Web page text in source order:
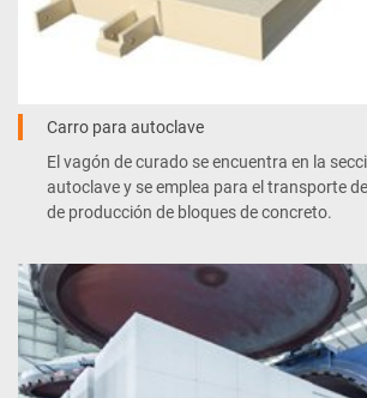
Carro para autoclave
El vagón de curado se encuentra en la
autoclave y se emplea para el transporte
de producción de bloques de concreto.